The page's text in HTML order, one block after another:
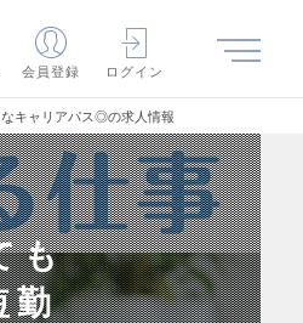
会員登録 ログイン
キャリアパス◎の求人情報
も
勤